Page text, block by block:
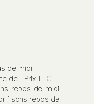
de midi :
de - Prix TTC :
repas-de-midi-
sans repas de